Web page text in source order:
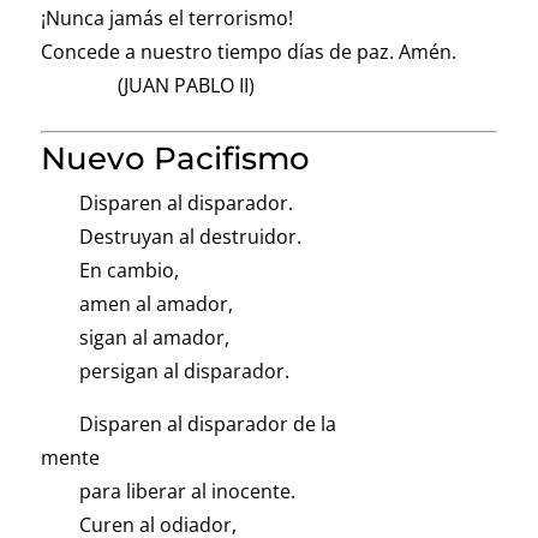
¡Nunca jamás el terrorismo!
Concede a nuestro tiempo días de paz. Amén.
(JUAN PABLO II)
Nuevo Pacifismo
Disparen al disparador.
Destruyan al destruidor.
En cambio,
amen al amador,
sigan al amador,
persigan al disparador.
Disparen al disparador de la
mente
para liberar al inocente.
Curen al odiador,